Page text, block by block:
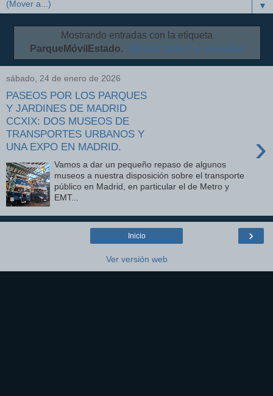
▼
Mostrando entradas con la etiqueta
ParqueMóvilEstado. Mostrar todas las entradas
sábado, 24 de enero de 2026
PASEOS POR LOS PARQUES
Y JARDINES DE MADRID
CCXIX: DOS MUSEOS DE
TRANSPORTES URBANOS Y
UNA EXPO EN MADRID.
›
Vamos a dar un pequeño repaso de algunos
museos a nuestra disposición sobre el transporte
público en Madrid, en particular el de Metro y
EMT...
›
Inicio
Ver versión web